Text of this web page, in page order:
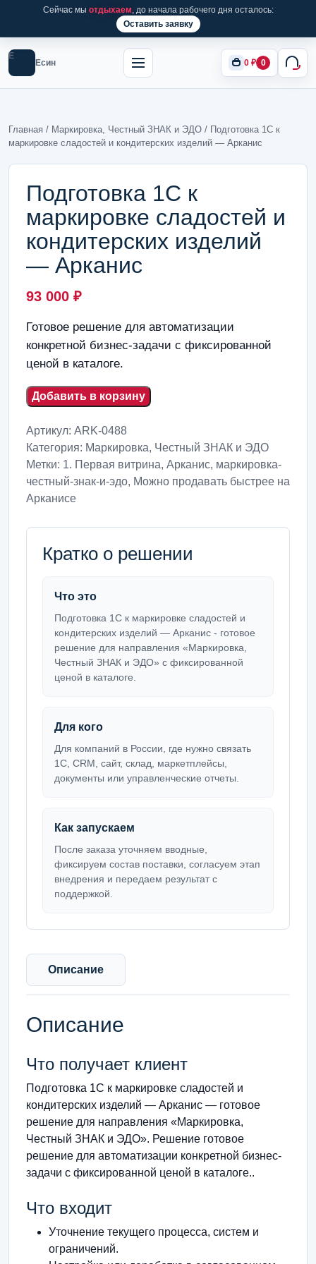
Сейчас мы отдыхаем, до начала рабочего дня осталось:
Оставить заявку
Е
Есин 0 ₽ 0
Главная / Маркировка, Честный ЗНАК и ЭДО / Подготовка 1С к
маркировке сладостей и кондитерских изделий — Арканис
Подготовка 1С к
маркировке сладостей и
кондитерских изделий
— Арканис
93 000 ₽
Готовое решение для автоматизации
конкретной бизнес-задачи с фиксированной
ценой в каталоге.
Добавить в корзину
Артикул: ARK-0488
Категория: Маркировка, Честный ЗНАК и ЭДО
Метки: 1. Первая витрина, Арканис, маркировка-
честный-знак-и-эдо, Можно продавать быстрее на
Арканисе
Кратко о решении
Что это
Подготовка 1С к маркировке сладостей и
кондитерских изделий — Арканис - готовое
решение для направления «Маркировка,
Честный ЗНАК и ЭДО» с фиксированной
ценой в каталоге.
Для кого
Для компаний в России, где нужно связать
1С, CRM, сайт, склад, маркетплейсы,
документы или управленческие отчеты.
Как запускаем
После заказа уточняем вводные,
фиксируем состав поставки, согласуем этап
внедрения и передаем результат с
поддержкой.
Описание
Описание
Что получает клиент
Подготовка 1С к маркировке сладостей и
кондитерских изделий — Арканис — готовое
решение для направления «Маркировка,
Честный ЗНАК и ЭДО». Решение готовое
решение для автоматизации конкретной бизнес-
задачи с фиксированной ценой в каталоге..
Что входит
Уточнение текущего процесса, систем и
ограничений.